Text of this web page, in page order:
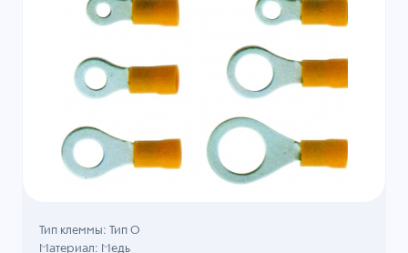
Тип клеммы: Тип О
Материал: Медь